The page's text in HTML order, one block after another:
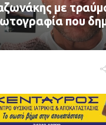
με
που